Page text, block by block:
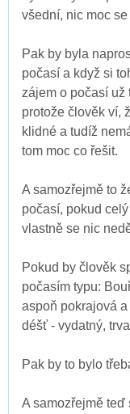
všední, nic moc
Pak by byla
počasí a když si
zájem o počasí už
protože člověk ví,
klidné a tudíž
tom moc co řešit.
A samozřejmě to
počasí, pokud
vlastně se nic
Pokud by člověk
počasím typu:
aspoň pokrajová
déšť - vydatný,
Pak by to bylo
A samozřejmě teď